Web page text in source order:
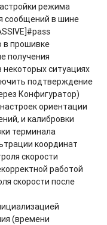
режима
сообщений в шине
в прошивке
получения
ситуациях
подтверждение
Конфигуратор)
ориентации
и калибровки
терминала
координат
скорости
работой
скорости после
(времени